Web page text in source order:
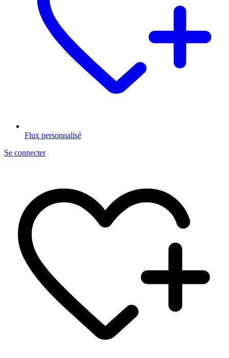
Flux personnalisé
Se connecter